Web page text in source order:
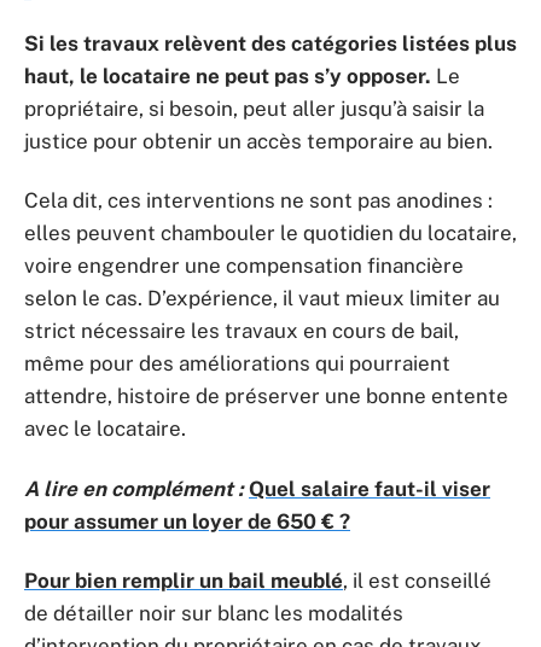
Si les travaux relèvent des catégories listées plus
haut, le locataire ne peut pas s’y opposer. Le
propriétaire, si besoin, peut aller jusqu’à saisir la
justice pour obtenir un accès temporaire au bien.
Cela dit, ces interventions ne sont pas anodines :
elles peuvent chambouler le quotidien du locataire,
voire engendrer une compensation financière
selon le cas. D’expérience, il vaut mieux limiter au
strict nécessaire les travaux en cours de bail,
même pour des améliorations qui pourraient
attendre, histoire de préserver une bonne entente
avec le locataire.
A lire en complément : Quel salaire faut-il viser
pour assumer un loyer de 650 € ?
Pour bien remplir un bail meublé, il est conseillé
de détailler noir sur blanc les modalités